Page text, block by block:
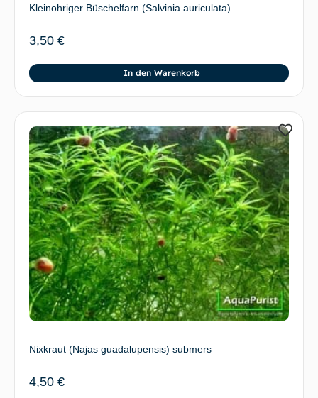
Kleinohriger Büschelfarn (Salvinia auriculata)
3,50 €
In den Warenkorb
Nixkraut (Najas guadalupensis) submers
4,50 €